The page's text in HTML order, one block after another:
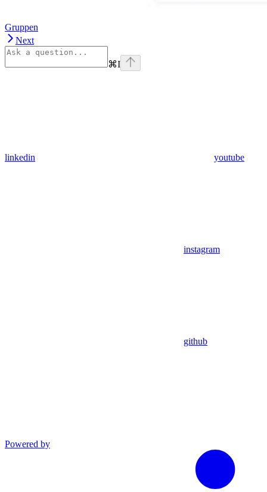
Gruppen
Next
⌘I
linkedin youtube
instagram
github
Powered by